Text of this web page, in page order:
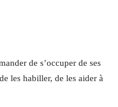
de s’occuper de ses
les habiller, de les aider à